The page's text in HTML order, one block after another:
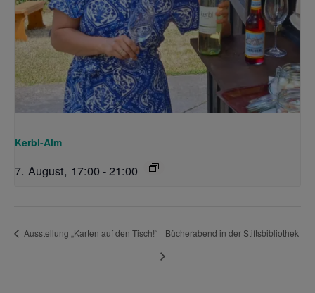
Kerbl-Alm
7. August, 17:00 -21:00
Ausstellung „Karten auf den Tisch!“ Bücherabend in der Stiftsbibliothek